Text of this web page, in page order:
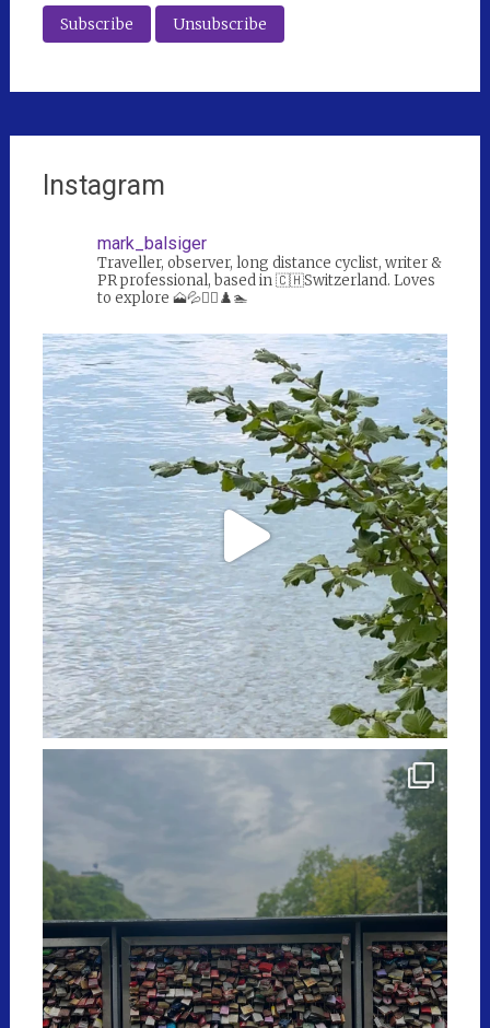
Instagram
mark_balsiger
Traveller, observer, long distance cyclist, writer &
PR professional, based in 🇨🇭Switzerland. Loves
to explore 🗻💦🚴‍♀️♟️🏊